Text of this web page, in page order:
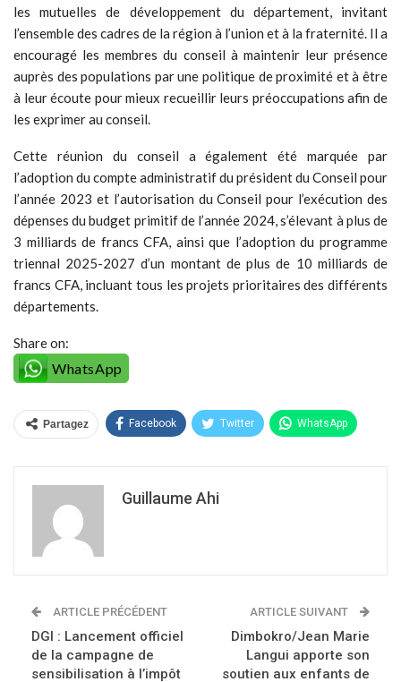
les mutuelles de développement du département, invitant
l’ensemble des cadres de la région à l’union et à la fraternité. Il a
encouragé les membres du conseil à maintenir leur présence
auprès des populations par une politique de proximité et à être
à leur écoute pour mieux recueillir leurs préoccupations afin de
les exprimer au conseil.
Cette réunion du conseil a également été marquée par
l’adoption du compte administratif du président du Conseil pour
l’année 2023 et l’autorisation du Conseil pour l’exécution des
dépenses du budget primitif de l’année 2024, s’élevant à plus de
3 milliards de francs CFA, ainsi que l’adoption du programme
triennal 2025-2027 d’un montant de plus de 10 milliards de
francs CFA, incluant tous les projets prioritaires des différents
départements.
Share on:
WhatsApp
Partagez Facebook Twitter WhatsApp
Guillaume Ahi
ARTICLE PRÉCÉDENT
DGI : Lancement officiel
de la campagne de
sensibilisation à l’impôt
ARTICLE SUIVANT
Dimbokro/Jean Marie
Langui apporte son
soutien aux enfants de